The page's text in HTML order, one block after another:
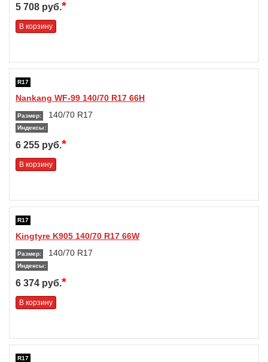
5 708 руб.*
В корзину
R17
Nankang WF-99 140/70 R17 66H
Размер: 140/70 R17
Индексы:
6 255 руб.*
В корзину
R17
Kingtyre K905 140/70 R17 66W
Размер: 140/70 R17
Индексы:
6 374 руб.*
В корзину
R17